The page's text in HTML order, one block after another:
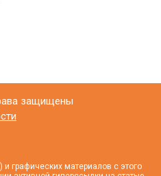
защищены
и графических материалов с этого